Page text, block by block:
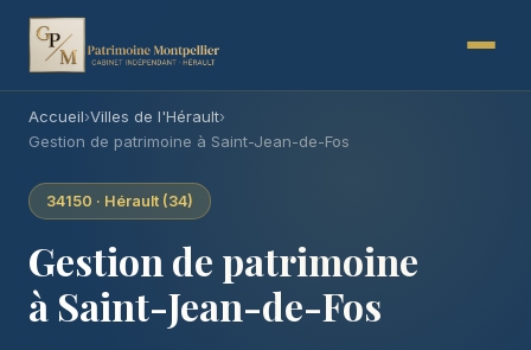
Accueil›Villes de l'Hérault›
Gestion de patrimoine à Saint-Jean-de-Fos
34150 · Hérault (34)
Gestion de patrimoine
à Saint-Jean-de-Fos